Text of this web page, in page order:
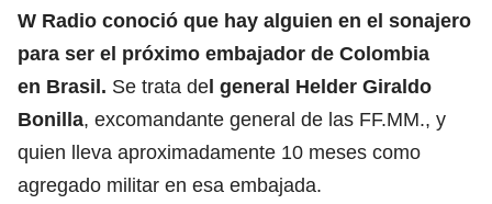
W Radio conoció que hay alguien en el sonajero
para ser el próximo embajador de Colombia
en Brasil. Se trata del general Helder Giraldo
Bonilla, excomandante general de las FF.MM., y
quien lleva aproximadamente 10 meses como
agregado militar en esa embajada.